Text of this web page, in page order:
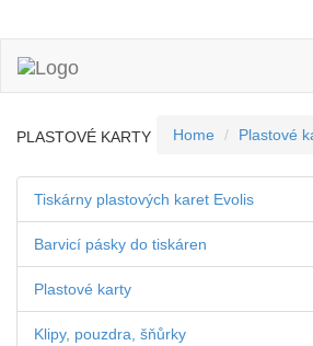
PLASTOVÉ KARTY Home Plastové
Tiskárny plastových karet Evolis
Barvicí pásky do tiskáren
Plastové karty
Klipy, pouzdra, šňůrky